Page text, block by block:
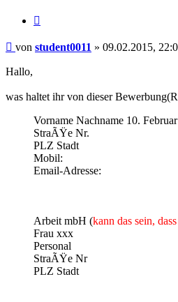
Beitrag
von student0011 » 09.02.2015,
Hallo,
was haltet ihr von dieser
Vorname Nachname 10.
StraÃŸe Nr.
PLZ Stadt
Mobil:
Email-Adresse:
Arbeit mbH (kann das sein,
Frau xxx
Personal
StraÃŸe Nr
PLZ Stadt